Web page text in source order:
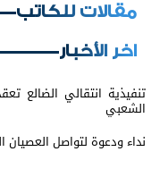
مقالات للكاتب
اخر الأخبار
تنفيذية انتقالي الضالع
الشعبي
نداء ودعوة لتواصل